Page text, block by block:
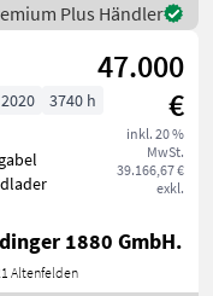
Plus Händler
47.000
€
inkl. 20 %
MwSt.
39.166,67 €
exkl.
3740 h
1880 GmbH.
Altenfelden